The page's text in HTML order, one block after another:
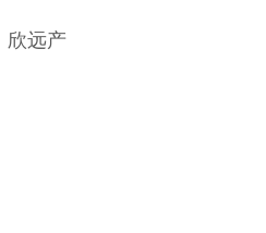
欣远产